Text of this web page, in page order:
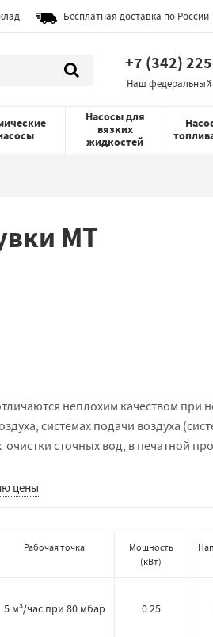
Бесплатная доставка по России
+7 (342)
Наш федеральный
Насосы для
вязких
жидкостей
MT
неплохим качеством
системах подачи воздуха
сточных вод, в печатной
цены
Рабочая точка
Мощность
(кВт)
5 м³/час при 80 мбар 0.25